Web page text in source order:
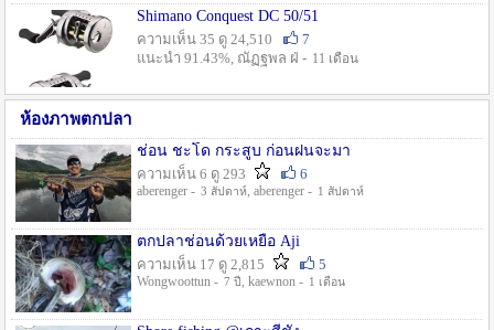
Shimano Conquest DC 50/51
ความเห็น 35 ดู 24,510
7
แนะนำ 91.43%, ณัฏฐพล ฝ่ - 11 เดือน
ห้องภาพตกปลา
ช่อน ชะโด กระสูบ ก่อนฝนจะมา
ความเห็น 6 ดู 293
6
aberenger - 3 สัปดาห์, aberenger - 1 สัปดาห์
ตกปลาช่อนด้วยเหยื่อ Aji
ความเห็น 17 ดู 2,815
5
Wongwoottun - 7 ปี , kaewnon - 1 เดือน